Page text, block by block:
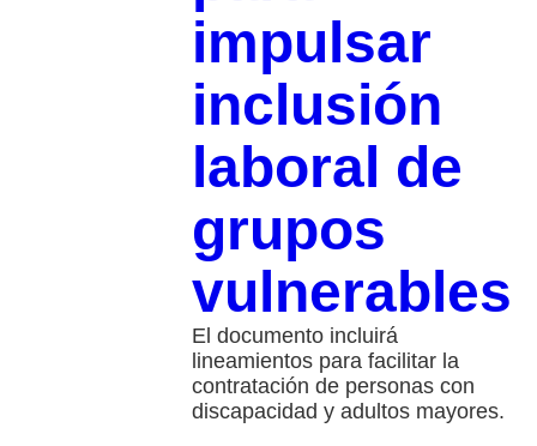
impulsar
inclusión
laboral de
grupos
vulnerables
El documento incluirá
lineamientos para facilitar la
contratación de personas con
discapacidad y adultos mayores.